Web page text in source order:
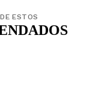
ESTOS